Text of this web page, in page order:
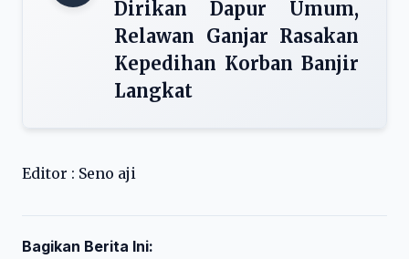
Dirikan Dapur Umum,
Relawan Ganjar Rasakan
Kepedihan Korban Banjir
Langkat
Editor : Seno aji
Bagikan Berita Ini: